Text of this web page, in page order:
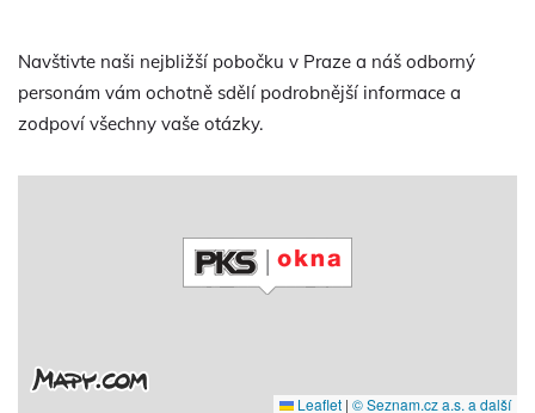
Navštivte naši nejbližší pobočku v Praze a náš odborný
personám vám ochotně sdělí podrobnější informace a
zodpoví všechny vaše otázky.
Leaflet | © Seznam.cz a.s. a další